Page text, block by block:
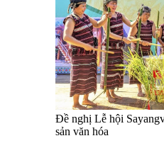
Đề nghị Lễ hội
sản văn hóa